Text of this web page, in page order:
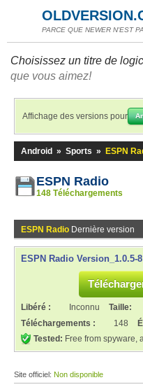
PARCE QUE NEWER N'EST
Choisissez un titre de
que vous aimez!
Affichage des versions pour
Android » Sports » ESPN
ESPN Radio
148 Téléchargements
ESPN Radio Dernière version
ESPN Radio Version_1.0.5-8
Libéré : Inconnu Taille:
Téléchargements :
148
Tested: Free from spyware,
Site officiel: Non disponible